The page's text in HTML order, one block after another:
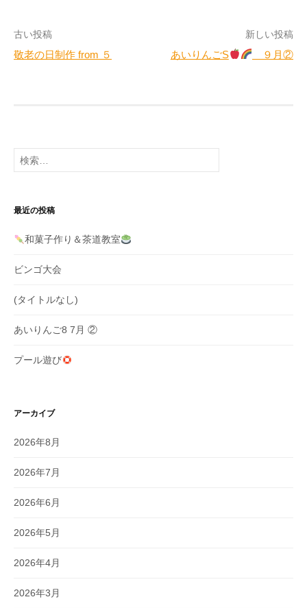
投
稿
ー
ョ
ン
古い投稿
敬老の日制作 from ５
新しい投稿
あいりんごS ９月②
検
索:
最近の投稿
和菓子作り＆茶道教室
ビンゴ大会
(タイトルなし)
あいりんご8 7月 ②
プール遊び
アーカイブ
2026年8月
2026年7月
2026年6月
2026年5月
2026年4月
2026年3月